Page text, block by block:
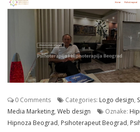
0 Comments Categories: Logo design,
Media Marketing, Web design Oznake:
Hipnoza Beograd, Psihoterapeut Beograd,